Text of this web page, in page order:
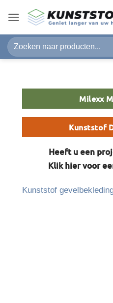
naar
inhoud
Zoeken
naar:
Milexx
Kunststof
Heeft u een
Klik hier voor
Kunststof